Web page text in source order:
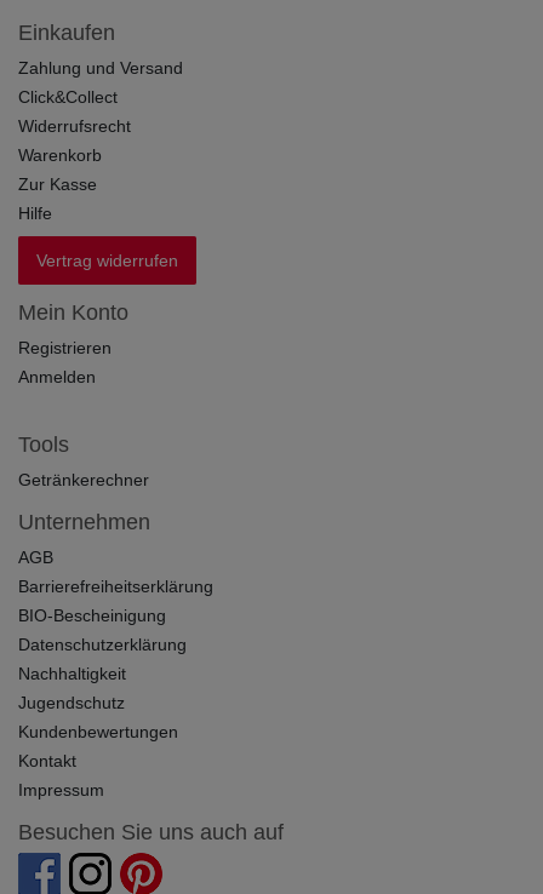
Einkaufen
Zahlung und Versand
Click&Collect
Widerrufsrecht
Warenkorb
Zur Kasse
Hilfe
Vertrag widerrufen
Mein Konto
Registrieren
Anmelden
Tools
Getränkerechner
Unternehmen
AGB
Barrierefreiheitserklärung
BIO-Bescheinigung
Datenschutzerklärung
Nachhaltigkeit
Jugendschutz
Kundenbewertungen
Kontakt
Impressum
Besuchen Sie uns auch auf